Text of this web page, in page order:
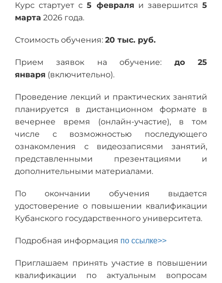
Курс стартует с5 февраля и завершится5
марта 2026 года.
Стоимость обучения: 20 тыс. руб.
Прием заявок на обучение: до 25
января (включительно).
Проведение лекций и практических занятий
планируется в дистанционном формате в
вечернее время (онлайн-участие), в том
числе с возможностью последующего
ознакомления с видеозаписями занятий,
представленными презентациями и
дополнительными материалами.
По окончании обучения выдается
удостоверение о повышении квалификации
Кубанского государственного университета.
Подробная информация по ссылке>>
Приглашаем принять участие в повышении
квалификации по актуальным вопросам